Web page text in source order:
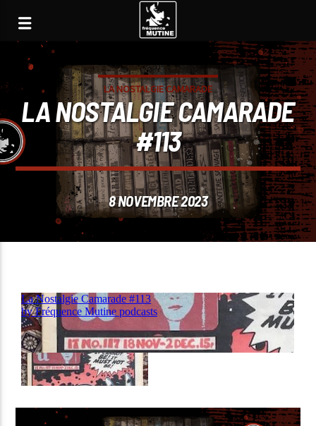
LA NOSTALGIE CAMARADE
LA NOSTALGIE CAMARADE
#113
8 NOVEMBRE 2023